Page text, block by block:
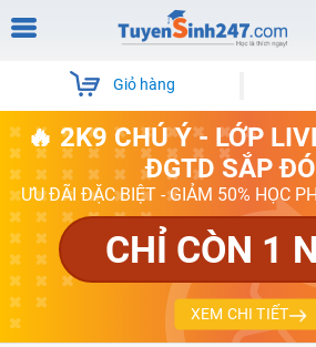
Giỏ hàng
🔥 2K9 CHÚ Ý - LỚP
ĐGTD SẮP
ƯU ĐÃI ĐẶC BIỆT - GIẢM 50% HỌC
CHỈ CÒN 1
XEM CHI TIẾT